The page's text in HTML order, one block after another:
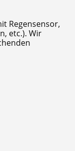
Regensensor,
etc.). Wir